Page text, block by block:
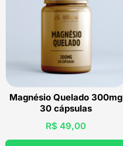
Magnésio Quelado 300mg
30 cápsulas
R$ 49,00